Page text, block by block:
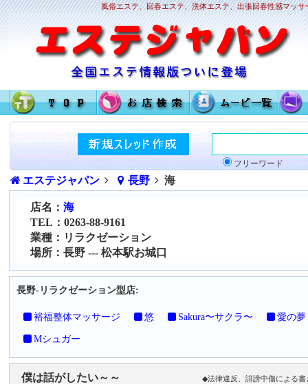
風俗エステ、回春エステ、洗体エステ、出張回春性感マッ
フリーワード
エステジャパン 長野 海
店名： 海
TEL：0263-88-9161
業種：リラクゼーション
場所：長野 --- 松本駅お城口
長野-リラクゼーション型店:
裕福整体マッサージ 悠 Sakura〜サクラ〜 愛の夢
Mシュガー
僕は話がしたい～～ ◆法律違反、誹謗中傷による